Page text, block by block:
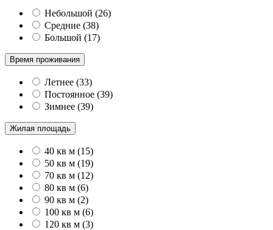
Небольшой (26)
Средние (38)
Большой (17)
Время проживания
Летнее (33)
Постоянное (39)
Зимнее (39)
Жилая площадь
40 кв м (15)
50 кв м (19)
70 кв м (12)
80 кв м (6)
90 кв м (2)
100 кв м (6)
120 кв м (3)